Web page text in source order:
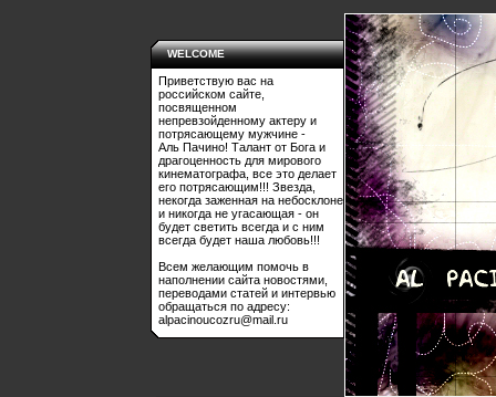
WELCOME
Приветствую вас на
российском сайте,
посвященном
непревзойденному актеру и
потрясающему мужчине -
Аль Пачино! Талант от Бога и
драгоценность для мирового
кинематографа, все это делает
его потрясающим!!! Звезда,
некогда заженная на небосклоне
и никогда не угасающая - он
будет светить всегда и с ним
всегда будет наша любовь!!!
Всем желающим помочь в
наполнении сайта новостями,
переводами статей и интервью
обращаться по адресу:
alpacinoucozru@mail.ru